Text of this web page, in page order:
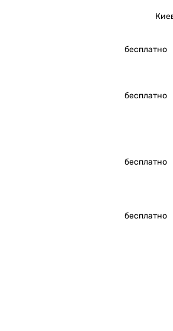
бесплатно
бесплатно
бесплатно
бесплатно